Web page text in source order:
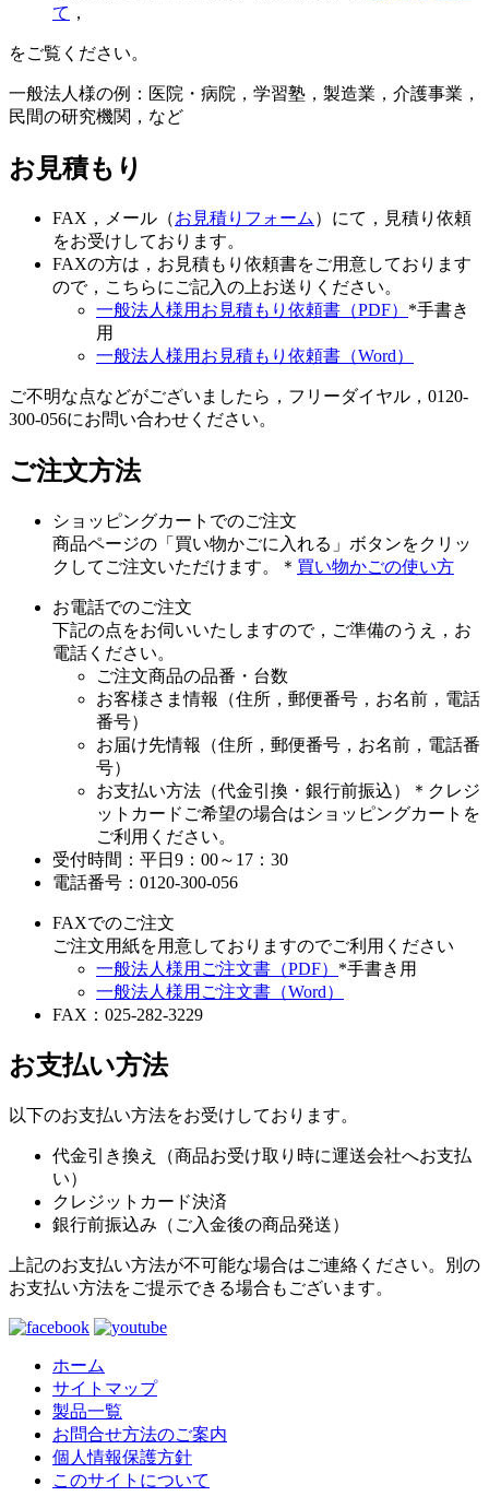
て ，
をご覧ください。
一般法人様の例：医院・病院，学習塾，製造業，介護事業，
民間の研究機関，など
お見積もり
FAX，メール（お見積りフォーム ）にて，見積り依頼
をお受けしております。
FAXの方は，お見積もり依頼書をご用意しております
ので，こちらにご記入の上お送りください。
一般法人様用お見積もり依頼書（PDF） *手書き
用
一般法人様用お見積もり依頼書（Word）
ご不明な点などがございましたら，フリーダイヤル，0120-
300-056にお問い合わせください。
ご注文方法
ショッピングカートでのご注文
商品ページの「買い物かごに入れる」ボタンをクリッ
クしてご注文いただけます。＊ 買い物かごの使い方
お電話でのご注文
下記の点をお伺いいたしますので，ご準備のうえ，お
電話ください。
ご注文商品の品番・台数
お客様さま情報（住所，郵便番号，お名前，電話
番号）
お届け先情報（住所，郵便番号，お名前，電話番
号）
お支払い方法（代金引換・銀行前振込）＊クレジ
ットカードご希望の場合はショッピングカートを
ご利用ください。
受付時間：平日9：00～17：30
電話番号：0120-300-056
FAXでのご注文
ご注文用紙を用意しておりますのでご利用ください
一般法人様用ご注文書（PDF） *手書き用
一般法人様用ご注文書（Word）
FAX：025-282-3229
お支払い方法
以下のお支払い方法をお受けしております。
代金引き換え（商品お受け取り時に運送会社へお支払
い）
クレジットカード決済
銀行前振込み（ご入金後の商品発送）
上記のお支払い方法が不可能な場合はご連絡ください。別の
お支払い方法をご提示できる場合もございます。
ホーム
サイトマップ
製品一覧
お問合せ方法のご案内
個人情報保護方針
このサイトについて